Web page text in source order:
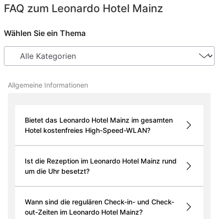
FAQ zum Leonardo Hotel Mainz
Wählen Sie ein Thema
Allgemeine Informationen
Bietet das Leonardo Hotel Mainz im gesamten
Hotel kostenfreies High-Speed-WLAN?
Ist die Rezeption im Leonardo Hotel Mainz rund
um die Uhr besetzt?
Wann sind die regulären Check-in- und Check-
out-Zeiten im Leonardo Hotel Mainz?